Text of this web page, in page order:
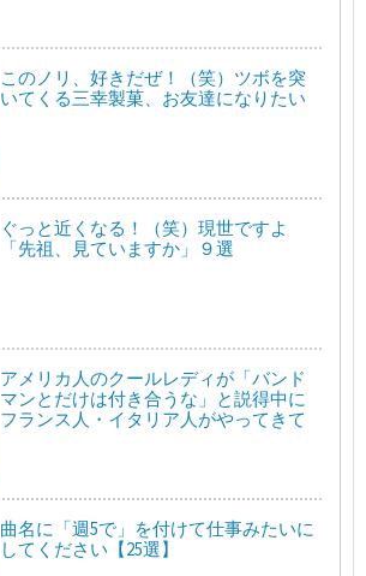
このノリ、好きだぜ！（笑）ツボを突
いてくる三幸製菓、お友達になりたい
ぐっと近くなる！（笑）現世ですよ
「先祖、見ていますか」９選
アメリカ人のクールレディが「バンド
マンとだけは付き合うな」と説得中に
フランス人・イタリア人がやってきて
曲名に「週5で」を付けて仕事みたいに
してください【25選】